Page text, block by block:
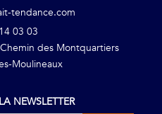
tendance.com
03 03
des Montquartiers
Moulineaux
NEWSLETTER